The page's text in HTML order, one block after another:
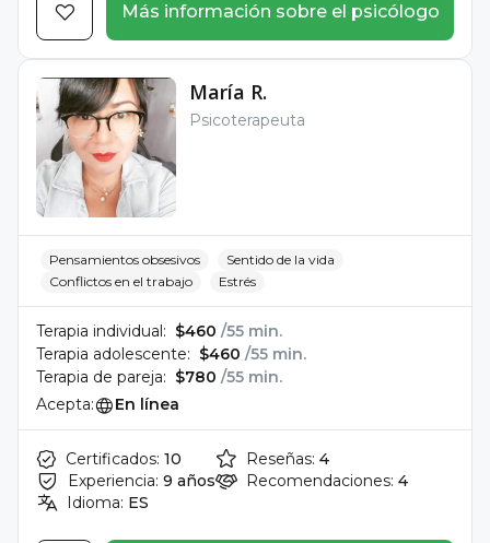
Más información sobre el psicólogo
María R.
Psicoterapeuta
Pensamientos obsesivos
Sentido de la vida
Conflictos en el trabajo
Estrés
Terapia individual: $460 /55 min.
Terapia adolescente: $460 /55 min.
Terapia de pareja: $780 /55 min.
Acepta:
En línea
Certificados: 10
Experiencia: 9 años
Idioma: ES
Reseñas: 4
Recomendaciones: 4